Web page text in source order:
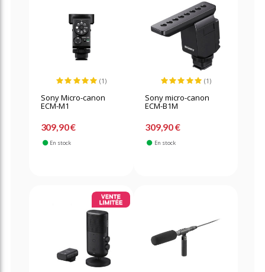
(1)
Sony Micro-canon
ECM-M1
309,90 €
En stock
(1)
Sony micro-canon
ECM-B1M
309,90 €
En stock